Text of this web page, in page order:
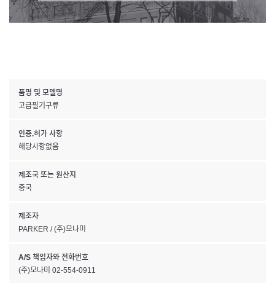
품명 및 모델명
고급필기구류
인증.허가 사항
해당사항없음
제조국 또는 원산지
중국
제조자
PARKER / (주)모나미
A/S 책임자와 전화번호
(주)모나미 02-554-0911